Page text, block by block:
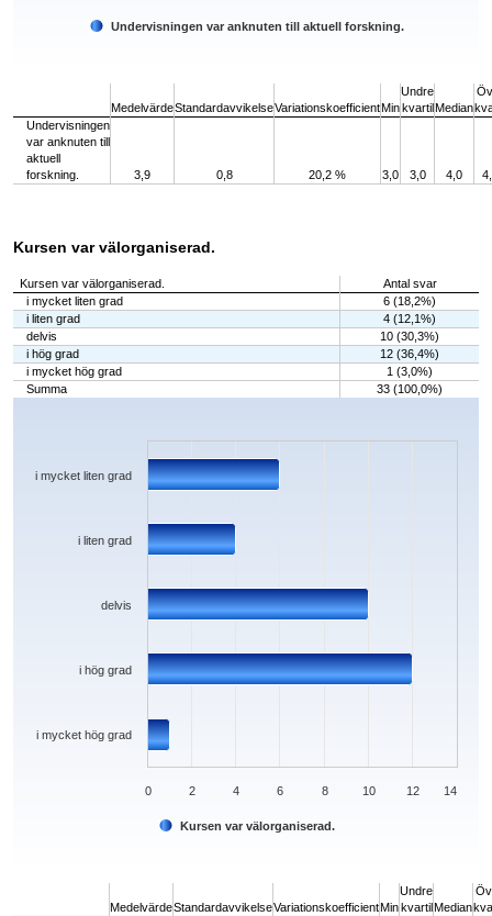
Undervisningen var anknuten till aktuell forskning.
MedelvärdeStandardavvikelseVariationskoefficientMin
Undre
kvartilMedian
Undervisningen
var anknuten till
aktuell
forskning.
3,9 0,8 20,2 % 3,0 3,0 4,0
Kursen var välorganiserad.
Kursen var välorganiserad.
Antal svar
i mycket liten grad
6 (18,2%)
i liten grad
4 (12,1%)
delvis
10 (30,3%)
i hög grad
12 (36,4%)
i mycket hög grad
1 (3,0%)
Summa
33 (100,0%)
Chart
The chart has 1 X axis displaying categories.
The chart has 1 Y axis displaying values. Data ranges from 1 to 12.
Kursen var välorganiserad.
i mycket hög grad
i hög grad
delvis
i liten grad
i mycket liten grad
0 2 4 6 8 10 12 14
MedelvärdeStandardavvikelseVariationskoefficientMin
Undre
kvartilMedian